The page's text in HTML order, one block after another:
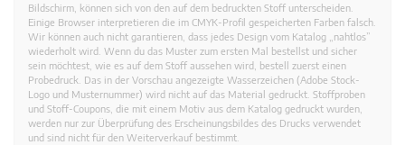
Bildschirm, können sich von den auf dem bedruckten Stoff unterscheiden.
Einige Browser interpretieren die im CMYK-Profil gespeicherten Farben falsch.
Wir können auch nicht garantieren, dass jedes Design vom Katalog „nahtlos”
wiederholt wird. Wenn du das Muster zum ersten Mal bestellst und sicher
sein möchtest, wie es auf dem Stoff aussehen wird, bestell zuerst einen
Probedruck. Das in der Vorschau angezeigte Wasserzeichen (Adobe Stock-
Logo und Musternummer) wird nicht auf das Material gedruckt. Stoffproben
und Stoff-Coupons, die mit einem Motiv aus dem Katalog gedruckt wurden,
werden nur zur Überprüfung des Erscheinungsbildes des Drucks verwendet
und sind nicht für den Weiterverkauf bestimmt.